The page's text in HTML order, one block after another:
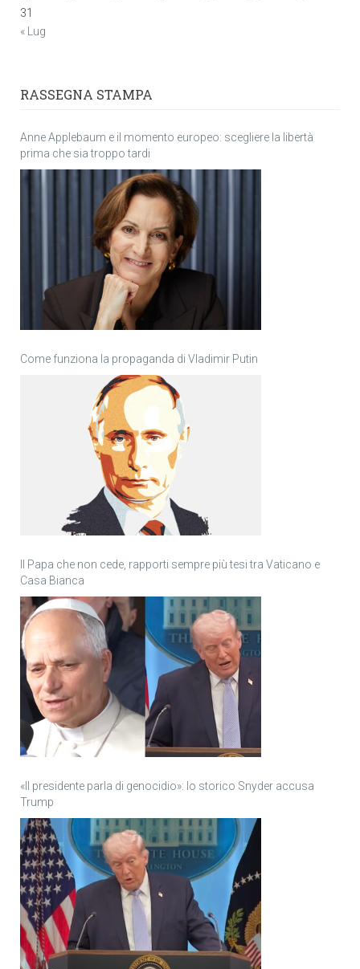
31
« Lug
RASSEGNA STAMPA
Anne Applebaum e il momento europeo: scegliere la libertà
prima che sia troppo tardi
Come funziona la propaganda di Vladimir Putin
Il Papa che non cede, rapporti sempre più tesi tra Vaticano e
Casa Bianca
«Il presidente parla di genocidio»: lo storico Snyder accusa
Trump